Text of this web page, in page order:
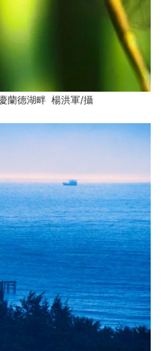
蘭德湖畔 楊洪軍/攝